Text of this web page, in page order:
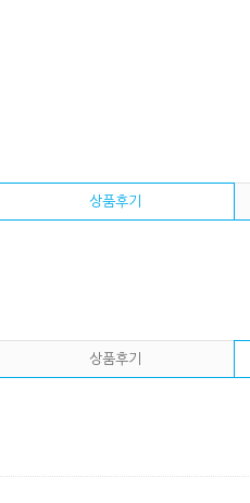
상품후기
상품후기